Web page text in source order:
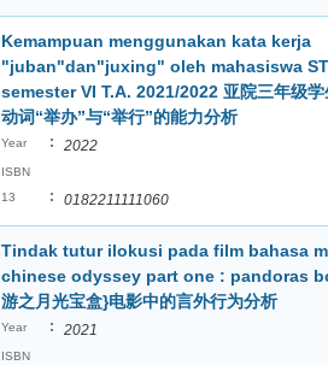
Kemampuan menggunakan kata kerja
"juban"dan"juxing" oleh mahasiswa
semester VI T.A. 2021/2022 亚院三年级学
动词“举办”与“举行”的能力分析
Year : 2022
ISBN
13
: 0182211111060
Tindak tutur ilokusi pada film bahasa
chinese odyssey part one : pandoras
游之月光宝盒}电影中的言外行为分析
Year : 2021
ISBN